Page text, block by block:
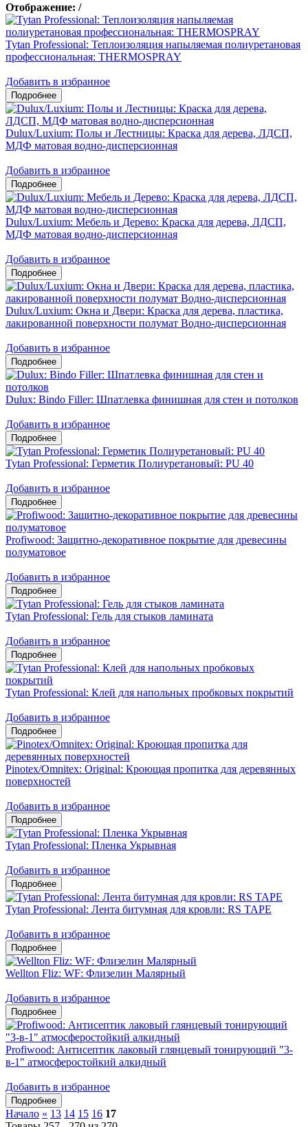
Отображение: /
Tytan Professional: Теплоизоляция напыляемая полиуретановая
профессиональная: THERMOSPRAY
Добавить в избранное
Dulux/Luxium: Полы и Лестницы: Краска для дерева, ЛДСП,
МДФ матовая водно-дисперсионная
Добавить в избранное
Dulux/Luxium: Мебель и Дерево: Краска для дерева, ЛДСП,
МДФ матовая водно-дисперсионная
Добавить в избранное
Dulux/Luxium: Окна и Двери: Краска для дерева, пластика,
лакированной поверхности полумат Водно-дисперсионная
Добавить в избранное
Dulux: Bindo Filler: Шпатлевка финишная для стен и потолков
Добавить в избранное
Tytan Professional: Герметик Полиуретановый: PU 40
Добавить в избранное
Profiwood: Защитно-декоративное покрытие для древесины
полуматовое
Добавить в избранное
Tytan Professional: Гель для стыков ламината
Добавить в избранное
Tytan Professional: Клей для напольных пробковых покрытий
Добавить в избранное
Pinotex/Omnitex: Original: Кроющая пропитка для деревянных
поверхностей
Добавить в избранное
Tytan Professional: Пленка Укрывная
Добавить в избранное
Tytan Professional: Лента битумная для кровли: RS TAPE
Добавить в избранное
Wellton Fliz: WF: Флизелин Малярный
Добавить в избранное
Profiwood: Антисептик лаковый глянцевый тонирующий "3-
в-1" атмосферостойкий алкидный
Добавить в избранное
Начало « 13 14 15 16 17